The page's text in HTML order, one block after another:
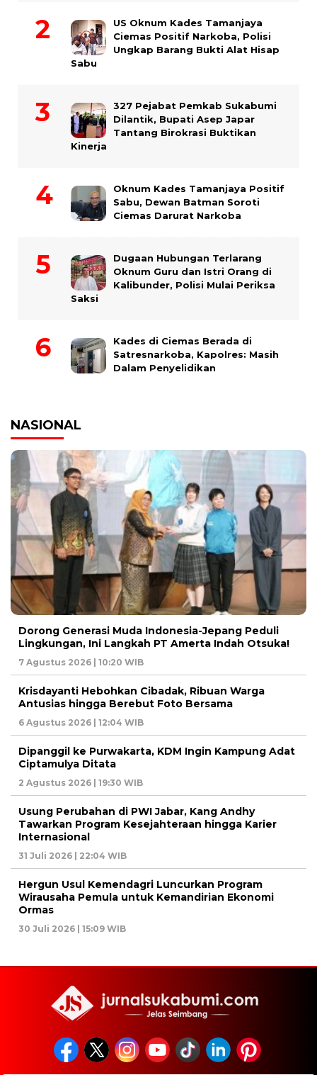
US Oknum Kades Tamanjaya
Ciemas Positif Narkoba, Polisi
Ungkap Barang Bukti Alat Hisap
Sabu
327 Pejabat Pemkab Sukabumi
Dilantik, Bupati Asep Japar
Tantang Birokrasi Buktikan
Kinerja
Oknum Kades Tamanjaya Positif
Sabu, Dewan Batman Soroti
Ciemas Darurat Narkoba
Dugaan Hubungan Terlarang
Oknum Guru dan Istri Orang di
Kalibunder, Polisi Mulai Periksa
Saksi
Kades di Ciemas Berada di
Satresnarkoba, Kapolres: Masih
Dalam Penyelidikan
NASIONAL
Dorong Generasi Muda Indonesia-Jepang Peduli
Lingkungan, Ini Langkah PT Amerta Indah Otsuka!
7 Agustus 2026 | 10:20 WIB
Krisdayanti Hebohkan Cibadak, Ribuan Warga
Antusias hingga Berebut Foto Bersama
6 Agustus 2026 | 12:04 WIB
Dipanggil ke Purwakarta, KDM Ingin Kampung Adat
Ciptamulya Ditata
2 Agustus 2026 | 19:30 WIB
Usung Perubahan di PWI Jabar, Kang Andhy
Tawarkan Program Kesejahteraan hingga Karier
Internasional
31 Juli 2026 | 22:04 WIB
Hergun Usul Kemendagri Luncurkan Program
Wirausaha Pemula untuk Kemandirian Ekonomi
Ormas
30 Juli 2026 | 15:09 WIB